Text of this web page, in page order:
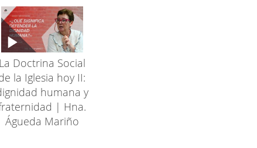
La Doctrina Social
la Iglesia hoy II:
humana y
| Hna.
Águeda Mariño